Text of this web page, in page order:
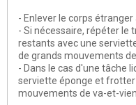
- Enlever le corps
- Si nécessaire, répéter le
restants avec une
de grands mouvements
- Dans le cas d'une tâche
serviette éponge et
mouvements de va-et-